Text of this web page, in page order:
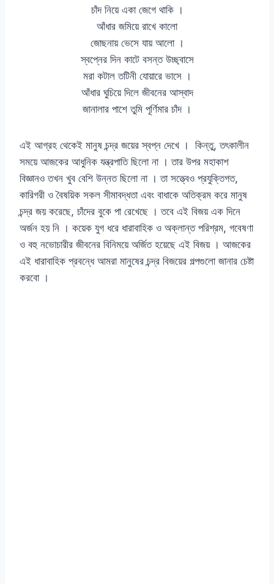
চাঁদ নিয়ে একা জেগে থাকি ।
আঁধার জমিয়ে রাখে কালো
জোছনায় ভেসে যায় আলো ।
স্বপ্নের দিন কাটে বসন্ত উচ্ছ্বাসে
মরা কটাল তটিনী যোয়ারে ভাসে ।
আঁধার ঘুচিয়ে দিলে জীবনের আস্বাদ
জানালার পাশে তুমি পূর্ণিমার চাঁদ ।
এই আগ্রহ থেকেই মানুষ চন্দ্র জয়ের স্বপ্ন দেখে । কিন্তু, তৎকালীন
সময়ে আজকের আধুনিক যন্ত্রপাতি ছিলো না । তার উপর মহাকাশ
বিজ্ঞানও তখন খুব বেশি উন্নত ছিলো না । তা সত্ত্বেও প্রযুক্তিগত,
কারিগরী ও বৈষয়িক সকল সীমাবদ্ধতা এবং বাধাকে অতিক্রম করে মানুষ
চন্দ্র জয় করেছে, চাঁদের বুকে পা রেখেছে । তবে এই বিজয় এক দিনে
অর্জন হয় নি । কয়েক যুগ ধরে ধারাবাহিক ও অক্লান্ত পরিশ্রম, গবেষণা
ও বহু নভোচারীর জীবনের বিনিময়ে অর্জিত হয়েছে এই বিজয় । আজকের
এই ধারাবাহিক প্রবন্ধে আমরা মানুষের চন্দ্র বিজয়ের গল্পগুলো জানার চেষ্টা
করবো ।